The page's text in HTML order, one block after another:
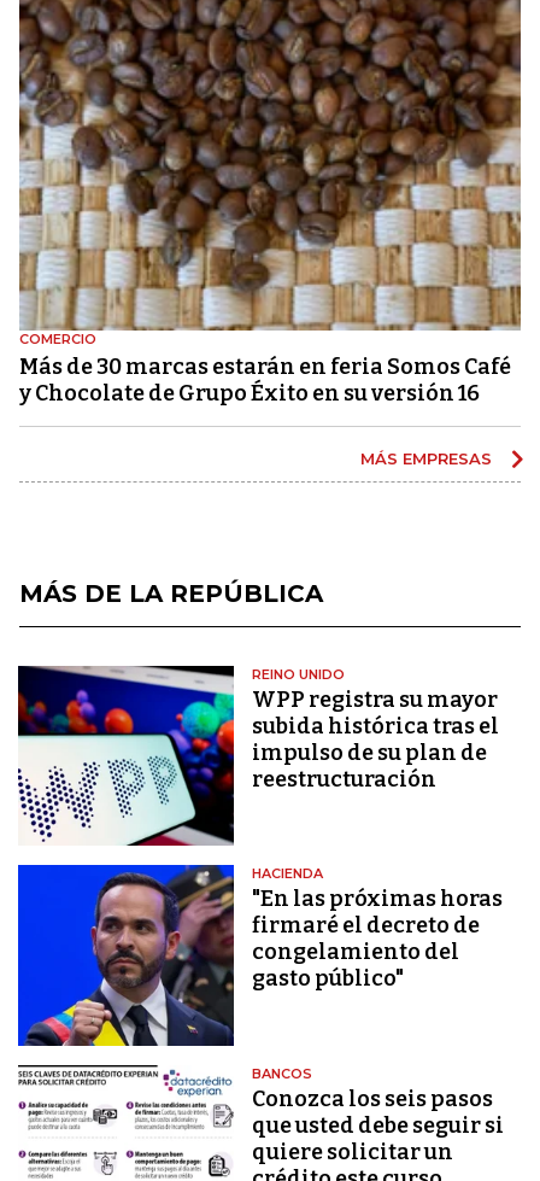
COMERCIO
Más de 30 marcas estarán en feria Somos Café
y Chocolate de Grupo Éxito en su versión 16
MÁS EMPRESAS
MÁS DE LA REPÚBLICA
REINO UNIDO
WPP registra su mayor
subida histórica tras el
impulso de su plan de
reestructuración
HACIENDA
"En las próximas horas
firmaré el decreto de
congelamiento del
gasto público"
BANCOS
Conozca los seis pasos
que usted debe seguir si
quiere solicitar un